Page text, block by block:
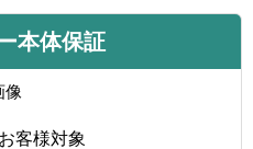
本体保証
客様対象